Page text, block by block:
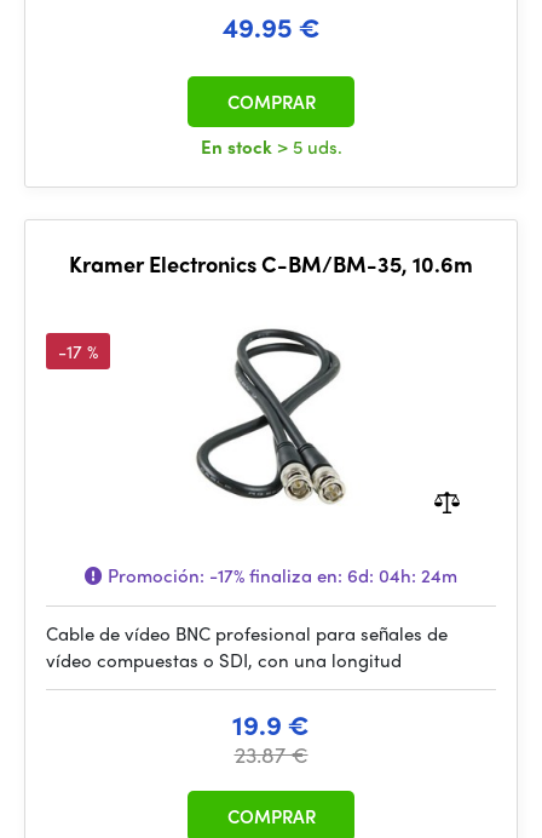
49.95 €
En stock > 5 uds.
COMPRAR
Kramer Electronics C-BM/BM-35, 10.6m
-17 %
Promoción: -17%finaliza en: 6d: 04h: 24m
Cable de vídeo BNC profesional para señales de
vídeo compuestas o SDI, con una longitud
19.9 €
23.87 €
COMPRAR